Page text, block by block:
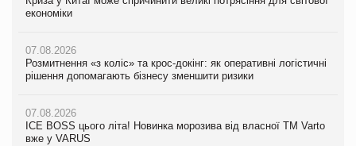
економіки
07.08.2026
Розмитнення «з коліс» та крос-докінг: як оперативні логістичні
рішення допомагають бізнесу зменшити ризики
07.08.2026
ICE BOSS цього літа! Новинка морозива від власної ТМ Varto
вже у VARUS
економіки
07.08.2026
Розмитнення «з коліс» та крос-докінг: як оперативні логістичні
рішення допомагають бізнесу зменшити ризики
07.08.2026
ICE BOSS цього літа! Новинка морозива від власної ТМ Varto
вже у VARUS
економіки
07.08.2026
Kraft Heinz скоротила збиток у першому півріччі
Продажі Hugo Boss впали на 9%